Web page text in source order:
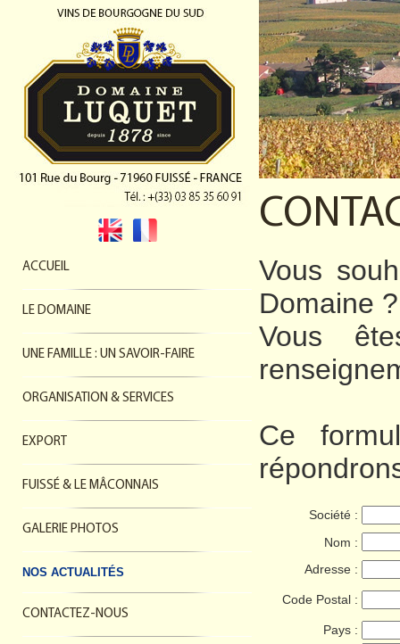
ACCUEIL
LE DOMAINE
UNE FAMILLE : UN SAVOIR-FAIRE
ORGANISATION & SERVICES
EXPORT
FUISSÉ & LE MÂCONNAIS
GALERIE PHOTOS
NOS ACTUALITÉS
CONTACTEZ-NOUS
Vous
Domaine ?
Vous
Ce
Société :
Nom :
Adresse :
Code Postal :
Pays :